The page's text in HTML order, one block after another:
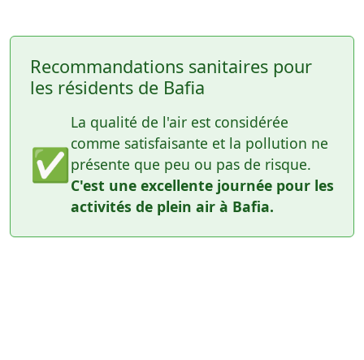
Recommandations sanitaires pour
les résidents de Bafia
✅
La qualité de l'air est considérée
comme satisfaisante et la pollution ne
présente que peu ou pas de risque.
C'est une excellente journée pour les
activités de plein air à Bafia.